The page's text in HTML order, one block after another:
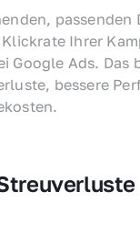
passenden
Ihrer
Google Ads. Das
bessere